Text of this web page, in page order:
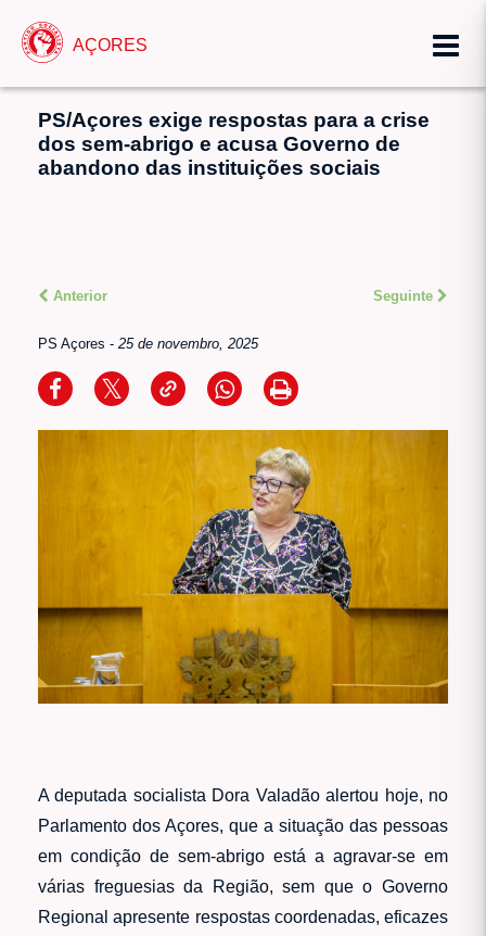
AÇORES
PS/Açores exige respostas para a crise
dos sem-abrigo e acusa Governo de
abandono das instituições sociais
Anterior Seguinte
PS Açores - 25 de novembro, 2025
A deputada socialista Dora Valadão alertou hoje, no
Parlamento dos Açores, que a situação das pessoas
em condição de sem-abrigo está a agravar-se em
várias freguesias da Região, sem que o Governo
Regional apresente respostas coordenadas, eficazes